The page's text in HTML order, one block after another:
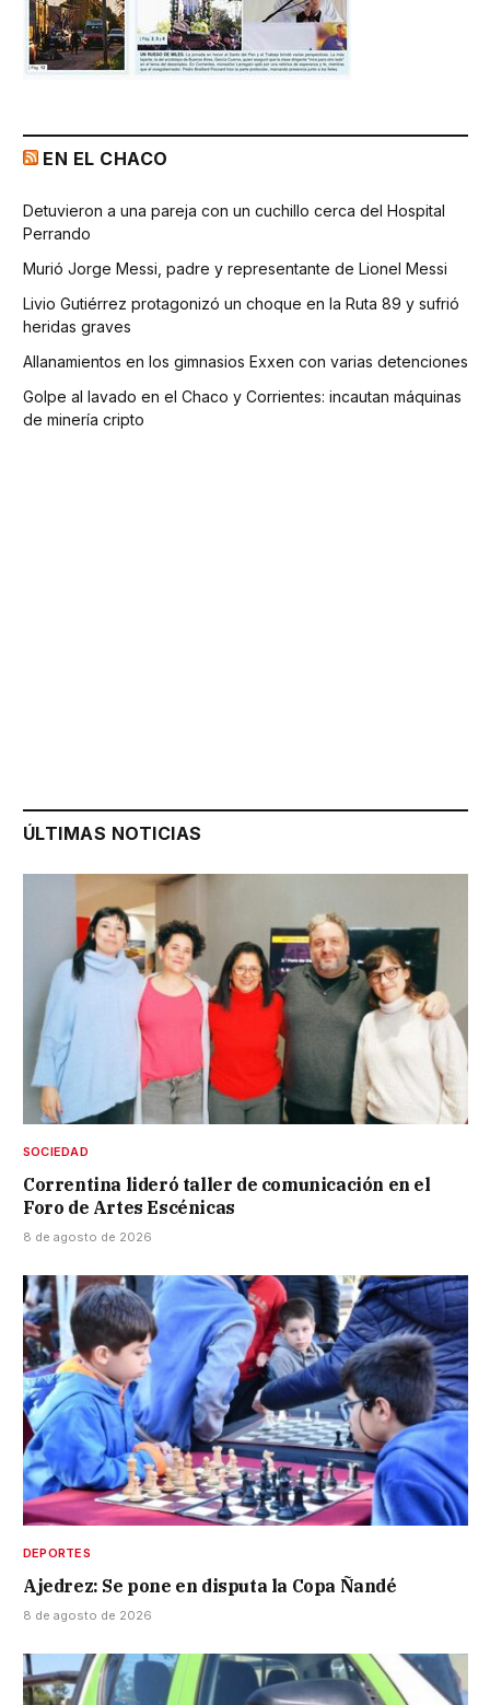
EN EL CHACO
Detuvieron a una pareja con un cuchillo cerca del Hospital
Perrando
Murió Jorge Messi, padre y representante de Lionel Messi
Livio Gutiérrez protagonizó un choque en la Ruta 89 y sufrió
heridas graves
Allanamientos en los gimnasios Exxen con varias detenciones
Golpe al lavado en el Chaco y Corrientes: incautan máquinas
de minería cripto
ÚLTIMAS NOTICIAS
SOCIEDAD
Correntina lideró taller de comunicación en el
Foro de Artes Escénicas
8 de agosto de 2026
DEPORTES
Ajedrez: Se pone en disputa la Copa Ñandé
8 de agosto de 2026